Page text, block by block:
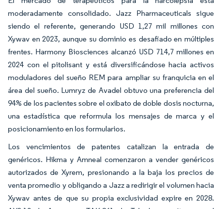
moderadamente consolidado. Jazz Pharmaceuticals sigue
siendo el referente, generando USD 1,27 mil millones con
Xywav en 2023, aunque su dominio es desafiado en múltiples
frentes. Harmony Biosciences alcanzó USD 714,7 millones en
2024 con el pitolisant y está diversificándose hacia activos
moduladores del sueño REM para ampliar su franquicia en el
área del sueño. Lumryz de Avadel obtuvo una preferencia del
94% de los pacientes sobre el oxibato de doble dosis nocturna,
una estadística que reformula los mensajes de marca y el
posicionamiento en los formularios.
Los vencimientos de patentes catalizan la entrada de
genéricos. Hikma y Amneal comenzaron a vender genéricos
autorizados de Xyrem, presionando a la baja los precios de
venta promedio y obligando a Jazz a redirigir el volumen hacia
Xywav antes de que su propia exclusividad expire en 2028.